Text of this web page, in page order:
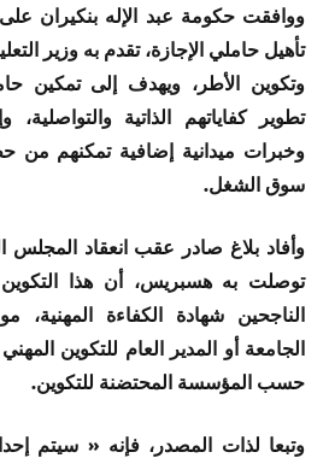
ووافقت حكومة عبد الإله بنكيران
تأهيل حاملي الإجازة، تقدم به وزير
وتكوين الأطر، ويهدف إلى تمكين
تطوير كفاياتهم الذاتية
وخبرات ميدانية إضافية تمكنهم من
سوق الشغل.
وأفاد بلاغ صادر عقب انعقاد المجلس
توصلت به هسبريس، أن هذا التكوين
الناجحين شهادة الكفاءة
الجامعة أو المدير العام للتكوين
حسب المؤسسة المحتضنة للتكوين.
وتبعا لذات المصدر، فإنه « سيتم